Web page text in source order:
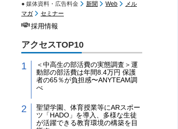
● 媒体資料・広告料金 新聞 Web
メル
マガ
セミナー
採用情報
アクセスTOP10
＜中高生の部活費の実態調査＞運
動部の部活費は年間8.4万円 保護
者の65％が負担感〜ANYTEAM調
べ
聖望学園、体育授業等にARスポー
ツ「HADO」を導入、多様な生徒
が活躍できる教育環境の構築を目